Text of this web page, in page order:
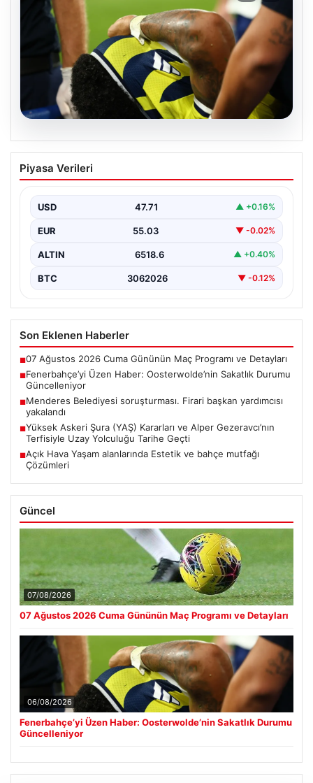
Fenerbahçe’yi Üzen Haber:
Oosterwolde’nin Sakatlık Durumu
Fenerbahçe futbol ailesi, geçtiğimiz günlerde oynanan
Piyasa Verileri
USD 47.71 ▲ +0.16%
EUR 55.03 ▼ -0.02%
ALTIN 6518.6 ▲ +0.40%
BTC 3062026 ▼ -0.12%
Son Eklenen Haberler
■07 Ağustos 2026 Cuma Gününün Maç Programı ve Detayları
■Fenerbahçe’yi Üzen Haber: Oosterwolde’nin Sakatlık Durumu
Güncelleniyor
■Menderes Belediyesi soruşturması. Firari başkan yardımcısı
yakalandı
■Yüksek Askeri Şura (YAŞ) Kararları ve Alper Gezeravcı’nın
Terfisiyle Uzay Yolculuğu Tarihe Geçti
■Açık Hava Yaşam alanlarında Estetik ve bahçe mutfağı
Çözümleri
Güncel
07/08/2026
07 Ağustos 2026 Cuma Gününün Maç Programı ve Detayları
06/08/2026
Fenerbahçe’yi Üzen Haber: Oosterwolde’nin Sakatlık Durumu
Güncelleniyor